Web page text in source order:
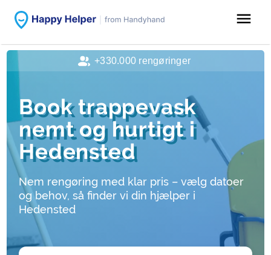
menu
Book trappevask
nemt og hurtigt i
Hedensted
Nem rengøring med klar pris – vælg datoer
og behov, så finder vi din hjælper i
Hedensted
+330.000 rengøringer